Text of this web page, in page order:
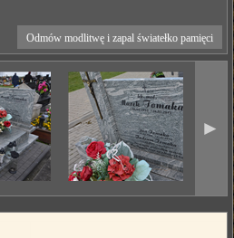
Odmów modlitwę i zapal światełko pamięci
►